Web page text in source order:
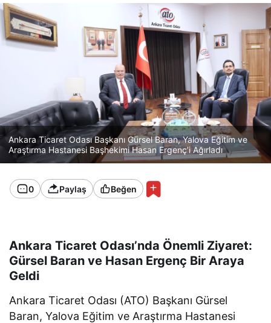
Ankara Ticaret Odası Başkanı Gürsel Baran, Yalova Eğitim ve
Araştırma Hastanesi Başhekimi Hasan Ergenç’i Ağırladı
0 Paylaş Beğen
Ankara Ticaret Odası’nda Önemli Ziyaret:
Gürsel Baran ve Hasan Ergenç Bir Araya
Geldi
Ankara Ticaret Odası (ATO) Başkanı Gürsel
Baran, Yalova Eğitim ve Araştırma Hastanesi